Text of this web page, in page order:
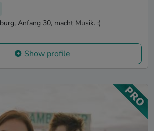
Anfang 30, macht Musik. :)
Show profile